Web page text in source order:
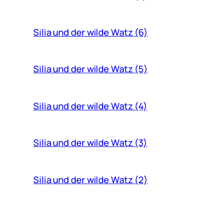
Silia und der wilde Watz (6)
Silia und der wilde Watz (5)
Silia und der wilde Watz (4)
Silia und der wilde Watz (3)
Silia und der wilde Watz (2)